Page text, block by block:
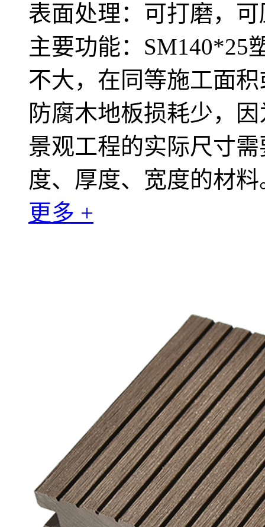
表面处理：可打磨，可
主要功能：SM140*25
不大，在同等施工面
防腐木地板损耗少，
景观工程的实际尺寸
度、厚度、宽度的材料
更多 +